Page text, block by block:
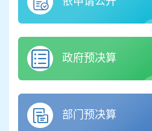
政府预决算
部门预决算